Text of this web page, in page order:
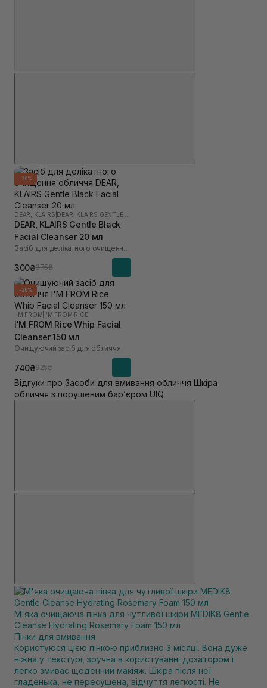
-20%
DEAR, KLAIRS
DEAR, KLAIRS Gentle Black
Facial Cleanser 20 мл
Засіб для делікатного очищення обличчя
300₴375₴
-20%
I'M FROM I'M FROM RICE
I'M FROM Rice Whip Facial
Cleanser 150 мл
Очищуючий засіб для обличчя
740₴925₴
Відгуки про Засоби для вмивання обличчя Шкіра
обличчя з порушеним барʼєром UIQ
М'яка очищаюча пінка для чутливої ​​шкіри MEDIK8 Gentle
Cleanse Hydrating Rosemary Foam 150 мл
Пінки для вмивання
Користуюся цією пінкою приблизно 3 місяці. Вона дуже
ніжна у текстурі, зручна в користуванні дозатором і
легко змиває щоденний макіяж. Шкіра після неї
гладенька, не пересушена, відчуття легкості. Не